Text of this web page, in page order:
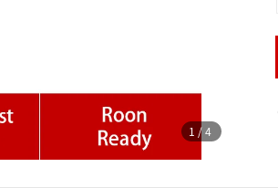
1 /4